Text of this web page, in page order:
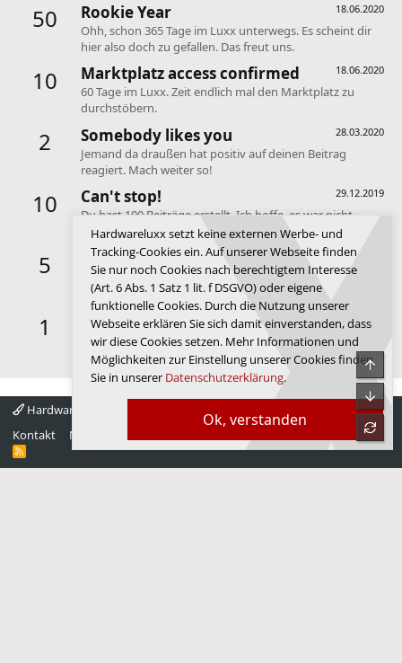
50 18.06.2020
Rookie Year
Ohh, schon 365 Tage im Luxx unterwegs. Es scheint dir
hier also doch zu gefallen. Das freut uns.
10 18.06.2020
Marktplatz access confirmed
60 Tage im Luxx. Zeit endlich mal den Marktplatz zu
durchstöbern.
2 28.03.2020
Somebody likes you
Jemand da draußen hat positiv auf deinen Beitrag
reagiert. Mach weiter so!
10 29.12.2019
Can't stop!
Du hast 100 Beiträge erstellt. Ich hoffe, es war nicht
innerhalb eines Tages! ^^
5 29.12.2019
Keeps coming back
Deine ersten 30 Beiträge. Anscheinend gefällt dir das
Forum.
1 29.12.2019
First message
Dein erster Beitrag. Hallo und willkommen im Forum de
Luxx.
Hardwareluxx 4.0
Kontakt
Nutzungsbedingungen Startseite
R
Ok, verstanden
Hardwareluxx setzt keine externen Werbe- und
Tracking-Cookies ein. Auf unserer Webseite finden
Sie nur noch Cookies nach berechtigtem Interesse
(Art. 6 Abs. 1 Satz 1 lit. f DSGVO) oder eigene
funktionelle Cookies. Durch die Nutzung unserer
Webseite erklären Sie sich damit einverstanden, dass
wir diese Cookies setzen. Mehr Informationen und
Möglichkeiten zur Einstellung unserer Cookies finden
Sie in unserer Datenschutzerklärung.